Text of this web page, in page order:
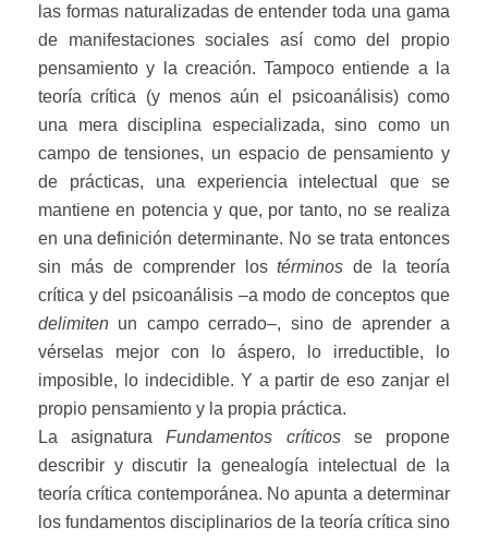
las formas naturalizadas de entender toda una gama
de manifestaciones sociales así como del propio
pensamiento y la creación. Tampoco entiende a la
teoría crítica (y menos aún el psicoanálisis) como
una mera disciplina especializada, sino como un
campo de tensiones, un espacio de pensamiento y
de prácticas, una experiencia intelectual que se
mantiene en potencia y que, por tanto, no se realiza
en una definición determinante. No se trata entonces
sin más de comprender lostérminos de la teoría
crítica y del psicoanálisis –a modo de conceptos que
delimiten un campo cerrado–, sino de aprender a
vérselas mejor con lo áspero, lo irreductible, lo
imposible, lo indecidible. Y a partir de eso zanjar el
propio pensamiento y la propia práctica.
La asignaturaFundamentos críticosse propone
describir y discutir la genealogía intelectual de la
teoría crítica contemporánea. No apunta a determinar
los fundamentos disciplinarios de la teoría crítica sino